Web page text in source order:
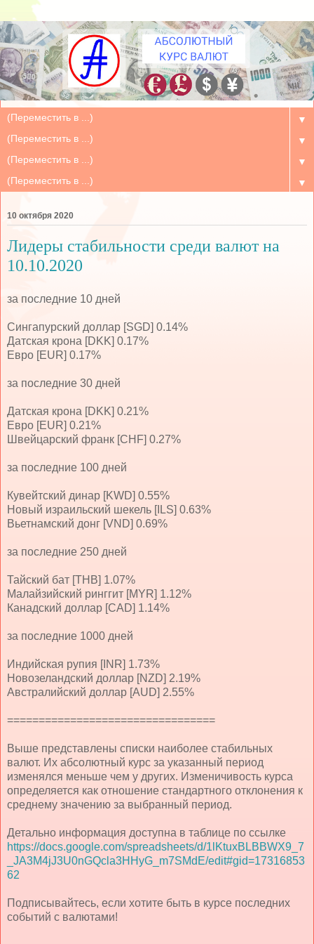
▼
▼
▼
▼
10 октября 2020
Лидеры стабильности среди валют на
10.10.2020
за последние 10 дней
Сингапурский доллар [SGD] 0.14%
Датская крона [DKK] 0.17%
Евро [EUR] 0.17%
за последние 30 дней
Датская крона [DKK] 0.21%
Евро [EUR] 0.21%
Швейцарский франк [CHF] 0.27%
за последние 100 дней
Кувейтский динар [KWD] 0.55%
Новый израильский шекель [ILS] 0.63%
Вьетнамский донг [VND] 0.69%
за последние 250 дней
Тайский бат [THB] 1.07%
Малайзийский ринггит [MYR] 1.12%
Канадский доллар [CAD] 1.14%
за последние 1000 дней
Индийская рупия [INR] 1.73%
Новозеландский доллар [NZD] 2.19%
Австралийский доллар [AUD] 2.55%
=================================
Выше представлены списки наиболее стабильных
валют. Их абсолютный курс за указанный период
изменялся меньше чем у других. Изменичивость курса
определяется как отношение стандартного отклонения к
среднему значению за выбранный период.
Детально информация доступна в таблице по ссылке
https://docs.google.com/spreadsheets/d/1lKtuxBLBBWX9_7
_JA3M4jJ3U0nGQcla3HHyG_m7SMdE/edit#gid=17316853
62
Подписывайтесь, если хотите быть в курсе последних
событий с валютами!